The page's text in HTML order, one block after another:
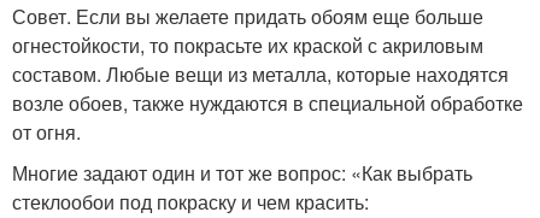
Совет. Если вы желаете придать обоям еще больше
огнестойкости, то покрасьте их краской с акриловым
составом. Любые вещи из металла, которые находятся
возле обоев, также нуждаются в специальной обработке
от огня.
Многие задают один и тот же вопрос: «Как выбрать
стеклообои под покраску и чем красить: